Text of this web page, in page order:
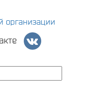
организации